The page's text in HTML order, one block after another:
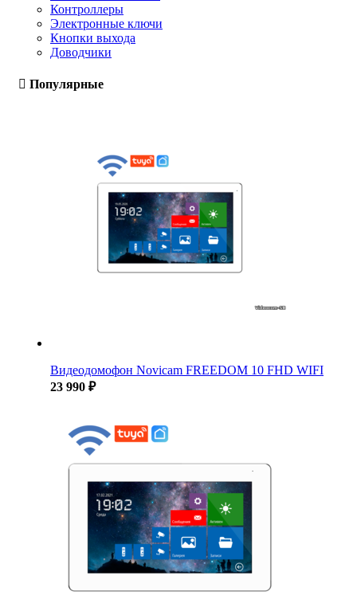
Контроллеры
Электронные ключи
Кнопки выхода
Доводчики
Популярные
Видеодомофон Novicam FREEDOM 10 FHD WIFI
23 990 ₽